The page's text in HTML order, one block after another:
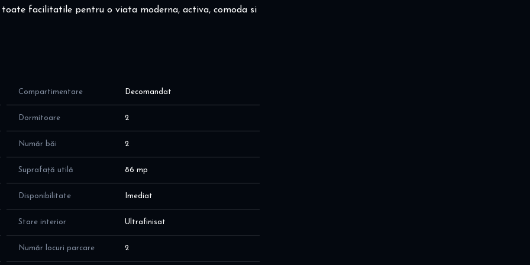
facilitatile pentru o viata moderna, activa, comoda si
mutare!
vanzare loc parcare 10.000 euro fiecare
TV, aer conditionat; mobilier executat la comanda; 2
masina de spalat vase
conditionat; mobilier realizat pe comanda; aer conditionat
integrat
Compartimentare Decomandat
Dormitoare 2
Număr băi 2
Suprafață utilă 86 mp
Disponibilitate Imediat
Stare interior Ultrafinisat
Număr locuri parcare 2